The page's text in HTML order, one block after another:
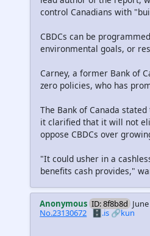
control Canadians with
CBDCs can be
environmental goals, or
Carney, a former Bank of
zero policies, who has
The Bank of Canada
it clarified that it will not
oppose CBDCs over
"It could usher in a
benefits cash provides,"
Anonymous ID: 8f8b8d
No.23130672 🗄️.is🔗kun